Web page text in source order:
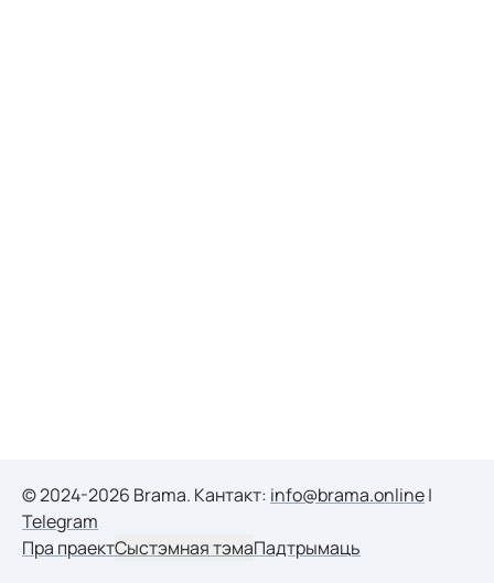
© 2024-2026 Brama. Кантакт: info@brama.online|
Telegram
Пра праектСыстэмная тэмаПадтрымаць